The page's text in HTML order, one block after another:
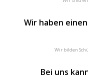
Wir haben
Wir bilden
Bei uns